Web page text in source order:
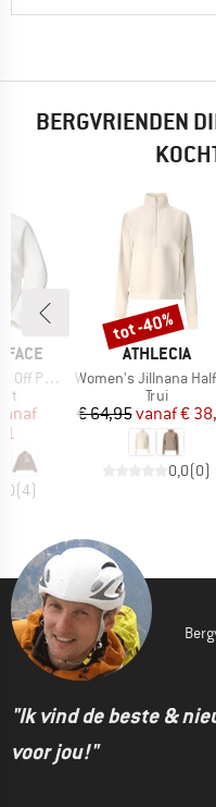
BERGVRIENDEN
FACE
Zip Jacket
prijs
(4)
MERK
ATHLECIA
Artikel
Women's Jillnana Half Zip
Trui
Prijs
€ 64,95vanaf€
0,0(0)
Korting
tot -40%
"Ik vind de beste &
voor jou!"